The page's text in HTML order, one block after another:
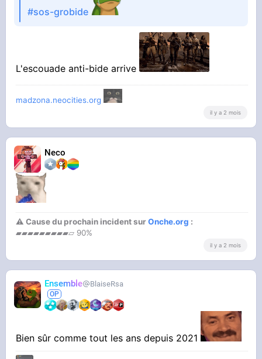
#sos-grobide
L'escouade anti-bide arrive
madzona.neocities.org
il y a 2 mois
Neco
⚠ Cause du prochain incident surOnche.org :
▰▰▰▰▰▰▰▰▰▱ 90%
il y a 2 mois
Ensemble BlaiseRsa
Bien sûr comme tout les ans depuis 2021